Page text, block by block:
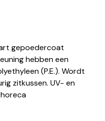
gepoedercoat
hebben een
(P.E.). Wordt
zitkussen. UV- en